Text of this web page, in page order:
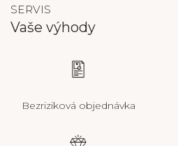
SERVIS
Vaše výhody
Bezriziková objednávka